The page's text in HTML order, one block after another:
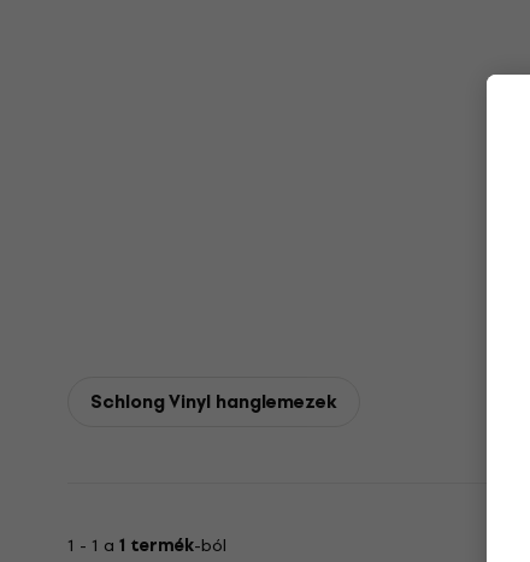
Schlong Vinyl hanglemezek
1 - 1 a 1 termék-ból